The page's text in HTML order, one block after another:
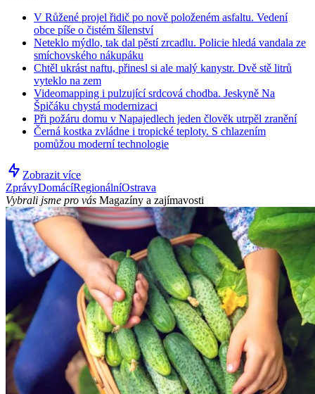
V Růžené projel řidič po nově položeném asfaltu. Vedení
obce píše o čistém šílenství
Neteklo mýdlo, tak dal pěstí zrcadlu. Policie hledá vandala ze
smíchovského nákupáku
Chtěl ukrást naftu, přinesl si ale malý kanystr. Dvě stě litrů
vyteklo na zem
Videomapping i pulzující srdcová chodba. Jeskyně Na
Špičáku chystá modernizaci
Při požáru domu v Napajedlech jeden člověk utrpěl zranění
Černá kostka zvládne i tropické teploty. S chlazením
pomůžou moderní technologie
Zobrazit více
ZprávyDomácíRegionálníOstrava
Vybrali jsme pro vás Magazíny a zajímavosti